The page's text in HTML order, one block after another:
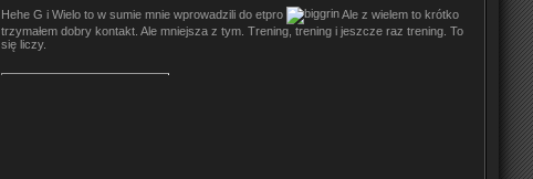
Hehe G i Wielo to w sumie mnie wprowadzili do etpro
Ale z wielem to krótko
trzymałem dobry kontakt. Ale mniejsza z tym. Trening, trening i jeszcze raz trening. To
się liczy.